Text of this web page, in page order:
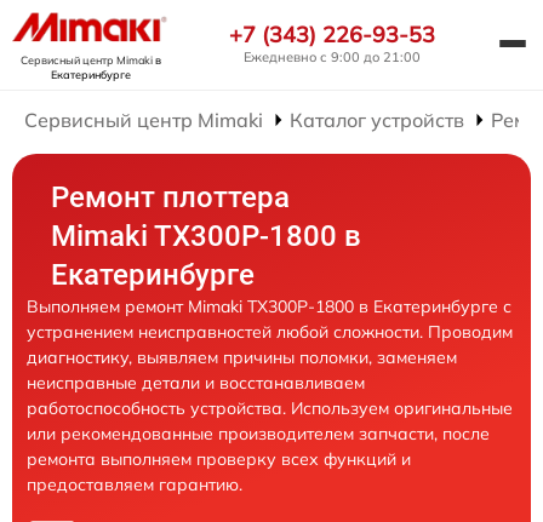
Сервисный центр Mimakiв
Екатеринбурге
+7 (343) 226-93-53
Ежедневно с 9:00 до 21:00
Сервисный центр Mimaki Каталог устройств
Ремонт плоттера
Mimaki TX300P-1800 в
Екатеринбурге
Выполняем ремонт Mimaki TX300P-1800 в Екатеринбурге с
устранением неисправностей любой сложности. Проводим
диагностику, выявляем причины поломки, заменяем
неисправные детали и восстанавливаем
работоспособность устройства. Используем оригинальные
или рекомендованные производителем запчасти, после
ремонта выполняем проверку всех функций и
предоставляем гарантию.